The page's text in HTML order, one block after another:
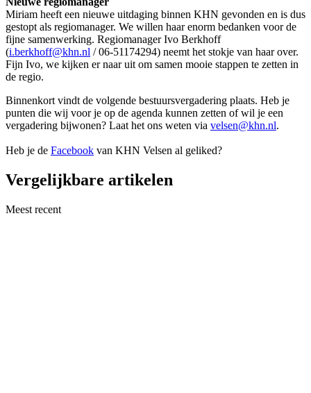
Miriam heeft een nieuwe uitdaging binnen KHN gevonden en is dus
gestopt als regiomanager. We willen haar enorm bedanken voor de
fijne samenwerking. Regiomanager Ivo Berkhoff
(i.berkhoff@khn.nl / 06-51174294) neemt het stokje van haar over.
Fijn Ivo, we kijken er naar uit om samen mooie stappen te zetten in
de regio.
Binnenkort vindt de volgende bestuursvergadering plaats. Heb je
punten die wij voor je op de agenda kunnen zetten of wil je een
vergadering bijwonen? Laat het ons weten via velsen@khn.nl.
Heb je de Facebook van KHN Velsen al geliked?
Vergelijkbare artikelen
Meest recent